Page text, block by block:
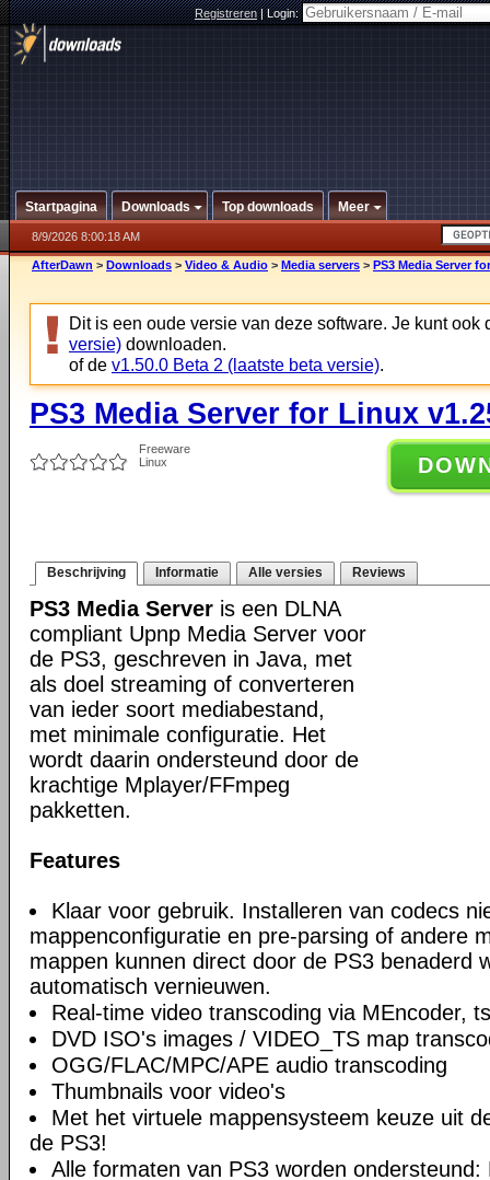
Registreren|Login:
Startpagina Downloads Top downloads Meer
8/9/2026 8:00:18 AM
AfterDawn > Downloads > Video & Audio > Media servers > PS3 Media Server
Dit is een oude versie van deze software. Je kunt ook
versie) downloaden.
of de v1.50.0 Beta 2 (laatste beta versie).
PS3 Media Server for Linux
Freeware
Linux
Beschrijving Informatie Alle versies Reviews
PS3 Media Server is een DLNA
compliant Upnp Media Server voor
de PS3, geschreven in Java, met
als doel streaming of converteren
van ieder soort mediabestand,
met minimale configuratie. Het
wordt daarin ondersteund door de
krachtige Mplayer/FFmpeg
pakketten.
Features
Klaar voor gebruik. Installeren van codecs
mappenconfiguratie en pre-parsing of andere
mappen kunnen direct door de PS3 benaderd
automatisch vernieuwen.
Real-time video transcoding via MEncoder,
DVD ISO's images / VIDEO_TS map
OGG/FLAC/MPC/APE audio transcoding
Thumbnails voor video's
Met het virtuele mappensysteem keuze uit
de PS3!
Alle formaten van PS3 worden ondersteund: